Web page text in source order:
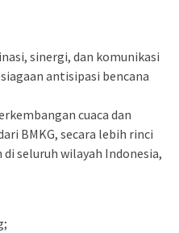
sinergi, dan komunikasi
antisipasi bencana
cuaca dan
BMKG, secara lebih rinci
seluruh wilayah Indonesia,